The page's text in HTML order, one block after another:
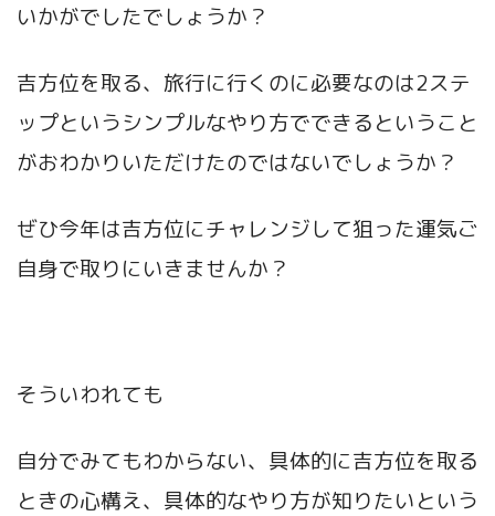
いかがでしたでしょうか？
吉方位を取る、旅行に行くのに必要なのは2ステ
ップというシンプルなやり方でできるということ
がおわかりいただけたのではないでしょうか？
ぜひ今年は吉方位にチャレンジして狙った運気ご
自身で取りにいきませんか？
そういわれても
自分でみてもわからない、具体的に吉方位を取る
ときの心構え、具体的なやり方が知りたいという